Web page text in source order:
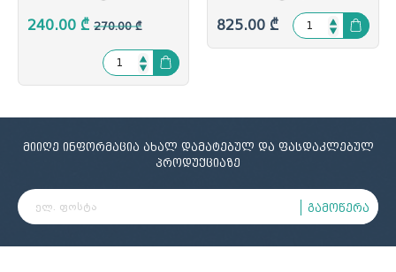
BK-K-5008B, BK-630004
240.00 ₾ 270.00 ₾
ბაზით(73სმ), თილთ
მექანიზმით, 3D
რეგულირებადი სახელურით
825.00 ₾
მიიღე ინფორმაცია ახალ დამატებულ და ფასდაკლებულ
პროდუქციაზე
გამოწერა